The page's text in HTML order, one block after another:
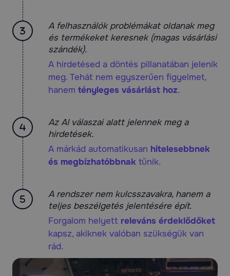
A felhasználók problémákat oldanak meg
és termékeket keresnek (magas vásárlási
szándék).
A hirdetésed a döntés pillanatában jelenik
meg. Tehát nem egyszerűen figyelmet,
hanem tényleges vásárlást hoz.
Az AI válaszai alatt jelennek meg a
hirdetések.
A márkád automatikusan hitelesebbnek
és megbízhatóbbnak tűnik.
A rendszer nem kulcsszavakra, hanem a
teljes beszélgetés jelentésére épít.
Forgalom helyett releváns érdeklődőket
kapsz, akiknek valóban szükségük van
rád.